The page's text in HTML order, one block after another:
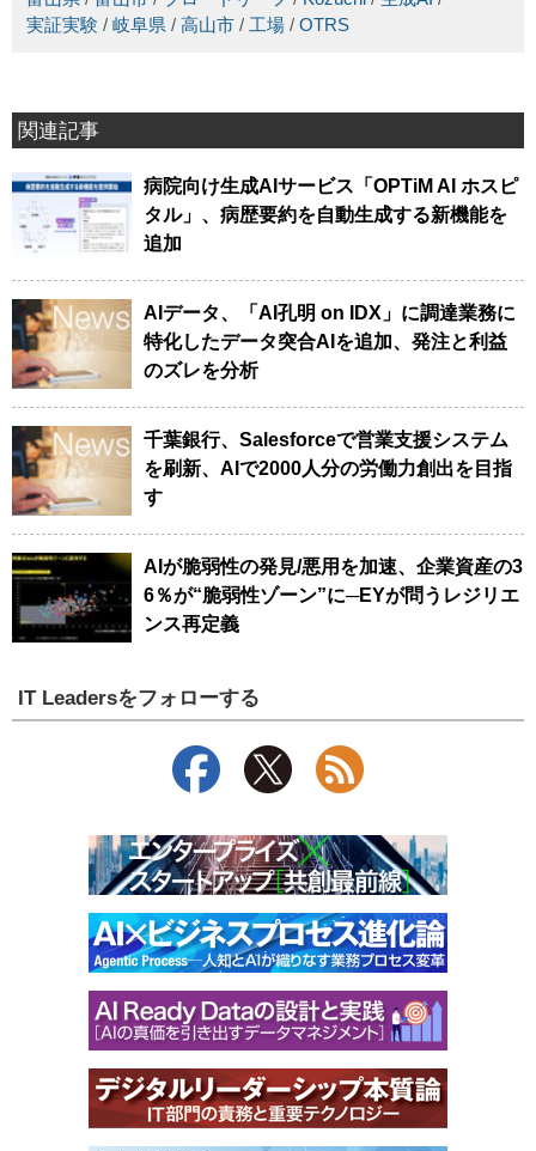
実証実験 / 岐阜県 / 高山市 / 工場 / OTRS
関連記事
病院向け生成AIサービス「OPTiM AI ホスピ
タル」、病歴要約を自動生成する新機能を
追加
AIデータ、「AI孔明 on IDX」に調達業務に
特化したデータ突合AIを追加、発注と利益
のズレを分析
千葉銀行、Salesforceで営業支援システム
を刷新、AIで2000人分の労働力創出を目指
す
AIが脆弱性の発見/悪用を加速、企業資産の3
6％が“脆弱性ゾーン”に─EYが問うレジリエ
ンス再定義
IT Leadersをフォローする